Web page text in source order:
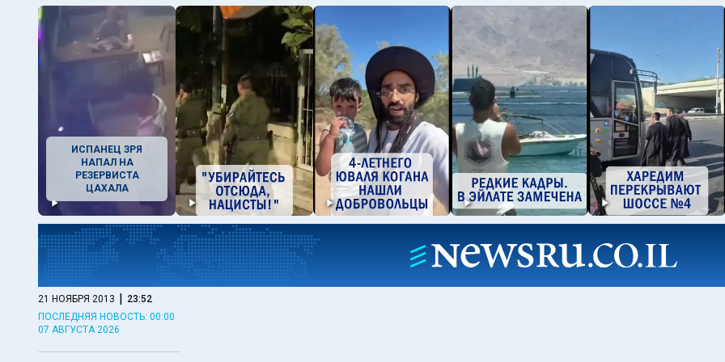
ИСПАНЕЦ ЗРЯ
НАПАЛ НА
РЕЗЕРВИСТА
ЦАХАЛА
21 НОЯБРЯ 2013 | 23:52
ПОСЛЕДНЯЯ НОВОСТЬ: 00:00
07 АВГУСТА 2026